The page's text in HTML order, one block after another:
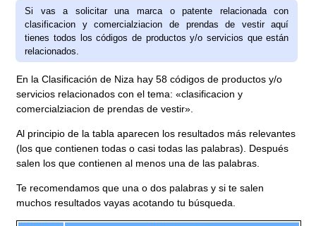
Si vas a solicitar una marca o patente relacionada con
clasificacion y comercialziacion de prendas de vestir aquí
tienes todos los códigos de productos y/o servicios que están
relacionados.
En la Clasificación de Niza hay 58 códigos de productos y/o
servicios relacionados con el tema: «clasificacion y
comercialziacion de prendas de vestir».
Al principio de la tabla aparecen los resultados más relevantes
(los que contienen todas o casi todas las palabras). Después
salen los que contienen al menos una de las palabras.
Te recomendamos que una o dos palabras y si te salen
muchos resultados vayas acotando tu búsqueda.